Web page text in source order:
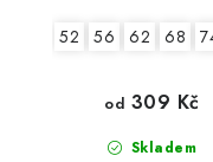
52 56 62 68
Skladem
od 309 Kč